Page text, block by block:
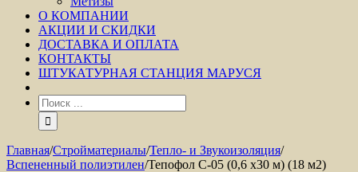
О КОМПАНИИ
АКЦИИ И СКИДКИ
ДОСТАВКА И ОПЛАТА
КОНТАКТЫ
ШТУКАТУРНАЯ СТАНЦИЯ МАРУСЯ
Главная/Стройматериалы/Тепло- и Звукоизоляция/
Вспененный полиэтилен/Тепофол С-05 (0,6 х30 м) (18 м2)